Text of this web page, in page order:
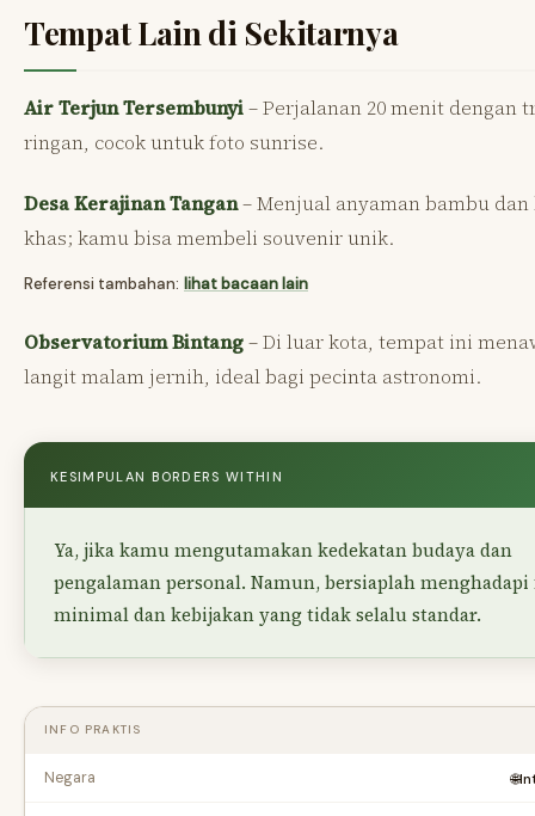
Tempat Lain di Sekitarnya
Air Terjun Tersembunyi– Perjalanan 20 menit dengan
ringan, cocok untuk foto sunrise.
Desa Kerajinan Tangan– Menjual anyaman bambu
khas; kamu bisa membeli souvenir unik.
Referensi tambahan: lihat bacaan lain
Observatorium Bintang– Di luar kota, tempat ini
langit malam jernih, ideal bagi pecinta astronomi.
KESIMPULAN BORDERS WITHIN
Ya, jika kamu mengutamakan kedekatan budaya dan
pengalaman personal. Namun, bersiaplah
minimal dan kebijakan yang tidak selalu standar.
INFO PRAKTIS
Negara 🌐